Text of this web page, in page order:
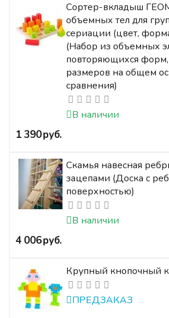
Сортер-вкладыш
объемных тел для
сериации (цвет,
(Набор из объемных
повторяющихся
размеров на общем
сравнения)
В наличии
‍1 390‍руб.
Скамья навесная
зацепами (Доска с
поверхностью)
В наличии
‍4 006‍руб.
Крупный кнопочный
ПРЕДЗАКАЗ